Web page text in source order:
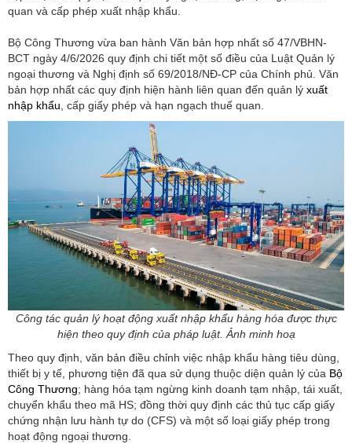
quan và cấp phép xuất nhập khẩu.
Bộ Công Thương vừa ban hành Văn bản hợp nhất số 47/VBHN-
BCT ngày 4/6/2026 quy định chi tiết một số điều của Luật Quản lý
ngoại thương và Nghị định số 69/2018/NĐ-CP của Chính phủ. Văn
bản hợp nhất các quy định hiện hành liên quan đến quản lý xuất
nhập khẩu, cấp giấy phép và hạn ngạch thuế quan.
Công tác quản lý hoạt động xuất nhập khẩu hàng hóa được thực
hiện theo quy định của pháp luật. Ảnh minh hoạ
Theo quy định, văn bản điều chỉnh việc nhập khẩu hàng tiêu dùng,
thiết bị y tế, phương tiện đã qua sử dụng thuộc diện quản lý của Bộ
Công Thương; hàng hóa tạm ngừng kinh doanh tạm nhập, tái xuất,
chuyển khẩu theo mã HS; đồng thời quy định các thủ tục cấp giấy
chứng nhận lưu hành tự do (CFS) và một số loại giấy phép trong
hoạt động ngoại thương.